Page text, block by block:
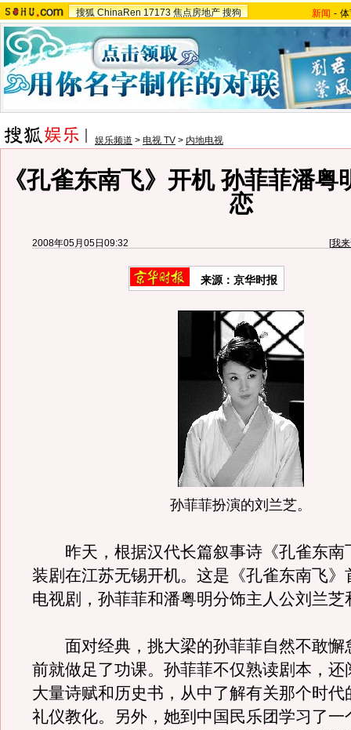
搜狐 ChinaRen 17173 焦点房地产 搜狗 新闻 -
娱乐频道 > 电视 TV > 内地电视
《孔雀东南飞》开机 孙菲菲潘粤
恋
2008年05月05日09:32 [我
来源：京华时报
孙菲菲扮演的刘兰芝。
昨天，根据汉代长篇叙事诗《孔雀东南
装剧在江苏无锡开机。这是《孔雀东南飞》
电视剧，孙菲菲和潘粤明分饰主人公刘兰芝
面对经典，挑大梁的孙菲菲自然不敢懈
前就做足了功课。孙菲菲不仅熟读剧本，还
大量诗赋和历史书，从中了解有关那个时代
礼仪教化。另外，她到中国民乐团学习了一